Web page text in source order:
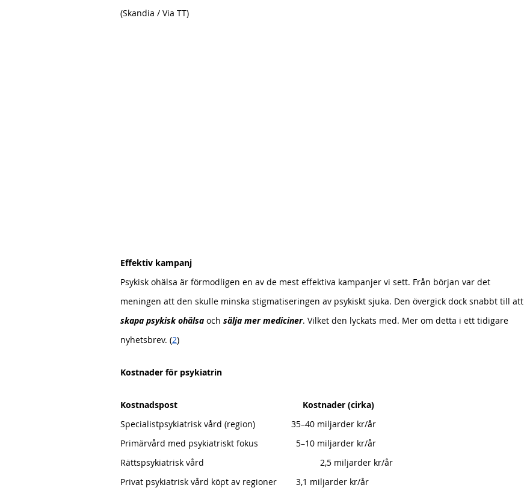
(Skandia / Via TT)
Effektiv kampanj
Psykisk ohälsa är förmodligen en av de mest effektiva kampanjer vi sett. Från början var det
meningen att den skulle minska stigmatiseringen av psykiskt sjuka. Den övergick dock snabbt till att
skapa psykisk ohälsa och sälja mer mediciner. Vilket den lyckats med. Mer om detta i ett tidigare
nyhetsbrev. (2)
Kostnader för psykiatrin
Kostnadspost                                                    Kostnader (cirka)
Specialistpsykiatrisk vård (region)         	 35–40 miljarder kr/år
Primärvård med psykiatriskt fokus       	   5–10 miljarder kr/år
Rättspsykiatrisk vård                                    	   2,5 miljarder kr/år
Privat psykiatrisk vård köpt av regioner 	   3,1 miljarder kr/år